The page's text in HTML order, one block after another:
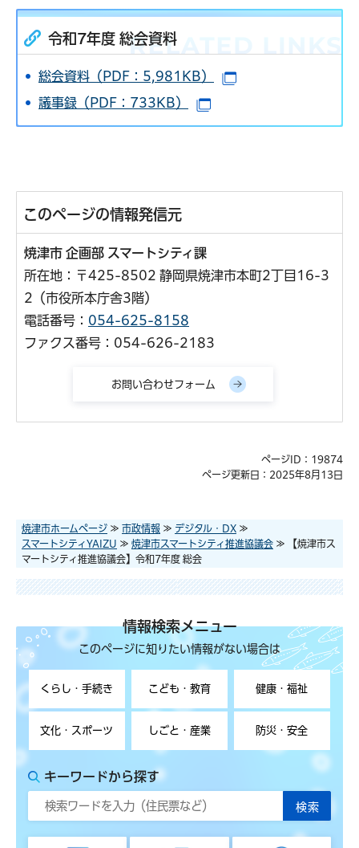
令和7年度 総会資料
総会資料（PDF：5,981KB）
議事録（PDF：733KB）
このページの情報発信元
焼津市 企画部 スマートシティ課
所在地：〒425-8502 静岡県焼津市本町2丁目16-3
2（市役所本庁舎3階）
電話番号： 054-625-8158
ファクス番号：054-626-2183
ページID：19874
ページ更新日：2025年8月13日
焼津市ホームページ ≫ 市政情報 ≫ デジタル・DX ≫
スマートシティYAIZU ≫ 焼津市スマートシティ推進協議会 ≫ 【焼津市ス
マートシティ推進協議会】令和7年度 総会
情報検索メニュー
このページに知りたい情報がない場合は
くらし・手続き こども・教育 健康・福祉
文化・スポーツ しごと・産業 防災・安全
キーワードから探す